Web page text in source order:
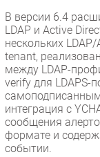
В версии 6.4
LDAP и Active
нескольких
tenant,
между LDAP-
verify для LDAPS-
интеграция с
сообщения
формате и
событии.